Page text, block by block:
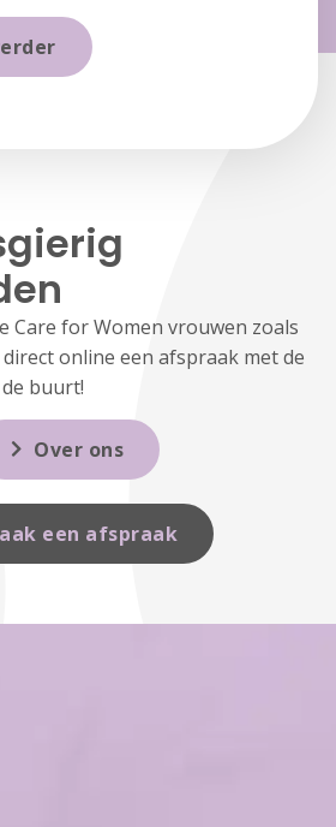
Care for Women vrouwen zoals
online een afspraak met de
buurt!
Over ons
een afspraak